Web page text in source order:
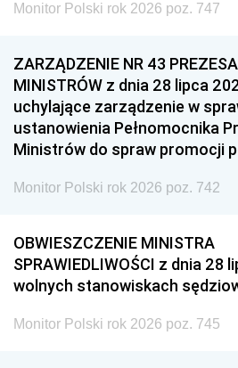
Monitor Polski rok 2026 poz. 747
ZARZĄDZENIE NR 43
MINISTRÓW z dnia 28 lipca
uchylające zarządzenie w
ustanowienia Pełnomocnika
Ministrów do spraw promocji
Monitor Polski rok 2026 poz. 742
OBWIESZCZENIE MINISTRA
SPRAWIEDLIWOŚCI z dnia 28
wolnych stanowiskach
Monitor Polski rok 2026 poz. 745